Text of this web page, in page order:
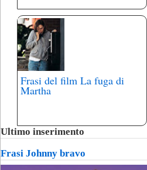
Frasi del film La fuga di
Martha
Ultimo inserimento
Frasi Johnny bravo